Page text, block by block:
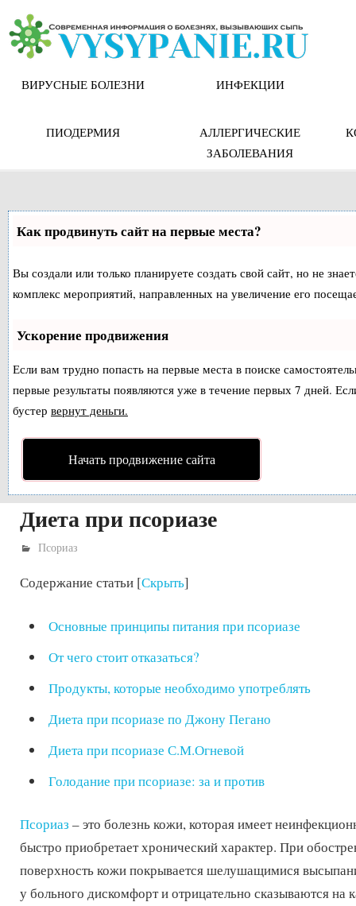
to
content
ВИРУСНЫЕ БОЛЕЗНИ ИНФЕКЦИИ
ПИОДЕРМИЯ
АЛЛЕРГИЧЕСКИЕ
ЗАБОЛЕВАНИЯ
Как продвинуть сайт на первые места?
Вы создали или только планируете создать свой сайт, но не
комплекс мероприятий, направленных на увеличение его
Ускорение продвижения
Если вам трудно попасть на первые места в поиске
первые результаты появляются уже в течение первых 7 дней.
бустер вернут деньги.
Начать продвижение сайта
Диета при псориазе
Псориаз
Содержание статьи [Скрыть]
Основные принципы питания при псориазе
От чего стоит отказаться?
Продукты, которые необходимо употреблять
Диета при псориазе по Джону Пегано
Диета при псориазе С.М.Огневой
Голодание при псориазе: за и против
Псориаз – это болезнь кожи, которая имеет
быстро приобретает хронический характер. При
поверхность кожи покрывается шелушащимися
у больного дискомфорт и отрицательно сказываются на